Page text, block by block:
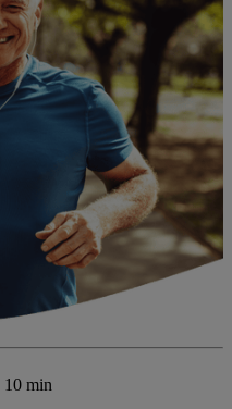
10 min